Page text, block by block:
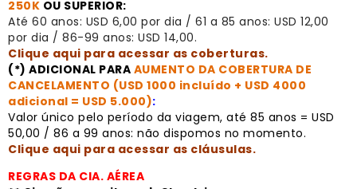
250K OU SUPERIOR:
Até 60 anos: USD 6,00 por dia / 61 a 85 anos: USD 12,00
por dia / 86-99 anos: USD 14,00.
Clique aqui para acessar as coberturas.
(*) ADICIONAL PARA AUMENTO DA COBERTURA DE
CANCELAMENTO (USD 1000 incluído + USD 4000
adicional = USD 5.000):
Valor único pelo período da viagem, até 85 anos = USD
50,00 / 86 a 99 anos: não dispomos no momento.
Clique aqui para acessar as cláusulas.
REGRAS DA CIA. AÉREA